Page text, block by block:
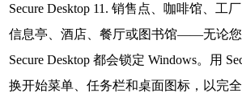
Secure Desktop 11. 销售点、咖啡馆、工
信息亭、酒店、餐厅或图书馆——无论您
Secure Desktop 都会锁定 Windows。用
换开始菜单、任务栏和桌面图标，以完